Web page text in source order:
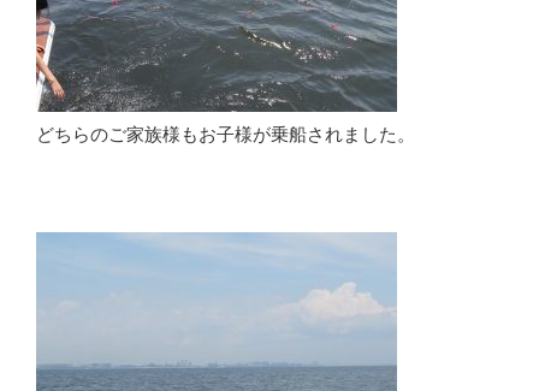
どちらのご家族様もお子様が乗船されました。